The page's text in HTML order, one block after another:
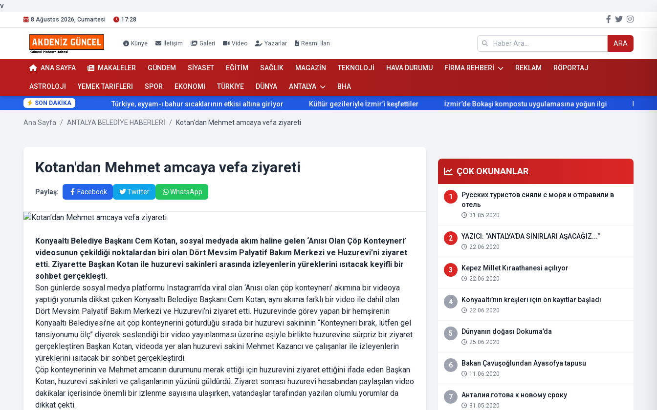
v
8 Ağustos 2026, Cumartesi 17:28
Künye İletişim Galeri Video Yazarlar Resmi İlan ARA
ANA SAYFA MAKALELER GÜNDEM SİYASET EĞİTİM SAĞLIK MAGAZİN TEKNOLOJİ HAVA DURUMU FİRMA REHBERİ REKLAM RÖPORTAJ
ASTROLOJİ YEMEK TARİFLERİ SPOR EKONOMİ TÜRKİYE DÜNYA ANTALYA BHA
SON DAKİKA
Türkiye, eyyam-ı bahur sıcaklarının etkisi altına giriyor Kültür gezileriyle İzmir’i keşfettiler İzmir’de Bokaşi kompostu uygulamasına yoğun ilgi Beydağ’ın yıllardır
Ana Sayfa / ANTALYA BELEDİYE HABERLERİ / Kotan'dan Mehmet amcaya vefa ziyareti
Kotan'dan Mehmet amcaya vefa ziyareti
Paylaş: Facebook Twitter WhatsApp
Konyaaltı Belediye Başkanı Cem Kotan, sosyal medyada akım haline gelen ‘Anısı Olan Çöp Konteyneri’
videosunun çekildiği noktalardan biri olan Dört Mevsim Palyatif Bakım Merkezi ve Huzurevi’ni ziyaret
etti. Ziyarette Başkan Kotan ile huzurevi sakinleri arasında izleyenlerin yüreklerini ısıtacak keyifli bir
sohbet gerçekleşti.
Son günlerde sosyal medya platformu Instagram’da viral olan ‘Anısı olan çöp konteynerı’ akımına bir videoya
yaptığı yorumla dikkat çeken Konyaaltı Belediye Başkanı Cem Kotan, aynı akıma farklı bir video ile dahil olan
Dört Mevsim Palyatif Bakım Merkezi ve Huzurevi’ni ziyaret etti. Huzurevinde görev yapan bir hemşirenin
Konyaaltı Belediyesi’ne ait çöp konteynerini götürdüğü sırada bir huzurevi sakininin ‘‘Konteyneri bırak, lütfen gel
tansiyonumu ölç’’ diyerek seslendiği bir video yayınlanması üzerine eşiyle birlikte huzurevine sürpriz bir ziyaret
gerçekleştiren Başkan Kotan, videoda yer alan huzurevi sakini Mehmet Kazancı ve çalışanlar ile izleyenlerin
yüreklerini ısıtacak bir sohbet gerçekleştirdi.
Çöp konteynerinin ve Mehmet amcanın durumunu merak ettiği için huzurevini ziyaret ettiğini ifade eden Başkan
Kotan, huzurevi sakinleri ve çalışanlarının yüzünü güldürdü. Ziyaret sonrası huzurevi hesabından paylaşılan video
dakikalar içerisinde önemli bir izlenme sayısına ulaşırken, vatandaşlar tarafından yazılan olumlu yorumlar da
dikkat çekti.
ÇOK OKUNANLAR
1
Русских туристов сняли с моря и отправили в
отель
31.05.2020
2 YAZICI: "ANTALYA'DA SINIRLARI AŞACAĞIZ..."
22.06.2020
3 Kepez Millet Kıraathanesi açılıyor
22.06.2020
4 Konyaaltı’nın kreşleri için ön kayıtlar başladı
22.06.2020
5 Dünyanın doğası Dokuma’da
25.06.2020
6 Bakan Çavuşoğlundan Ayasofya tapusu
11.06.2020
7 Анталия готова к новому сроку
31.05.2020